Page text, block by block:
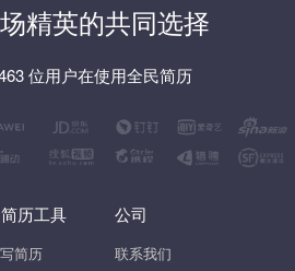
精英的共同选择
位用户在使用全民简历
历工具
简历
公司
联系我们